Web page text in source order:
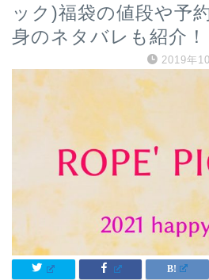
ック)福袋の値段や予
身のネタバレも紹介！
2019年